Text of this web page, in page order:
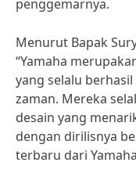
penggemarnya.
Menurut Bapak
“Yamaha
yang selalu
zaman. Mereka
desain yang
dengan dirilisnya
terbaru dari